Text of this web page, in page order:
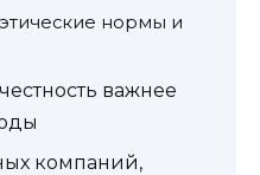
нормы и
важнее
компаний,